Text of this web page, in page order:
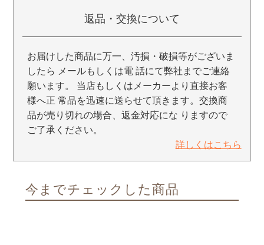
返品・交換について
お届けした商品に万一、汚損・破損等がございま
したら メールもしくは電 話にて弊社までご連絡
願います。 当店もしくはメーカーより直接お客
様へ正 常品を迅速に送らせて頂きます。交換商
品が売り切れの場合、返金対応にな りますので
ご了承ください。
詳しくはこちら
今までチェックした商品